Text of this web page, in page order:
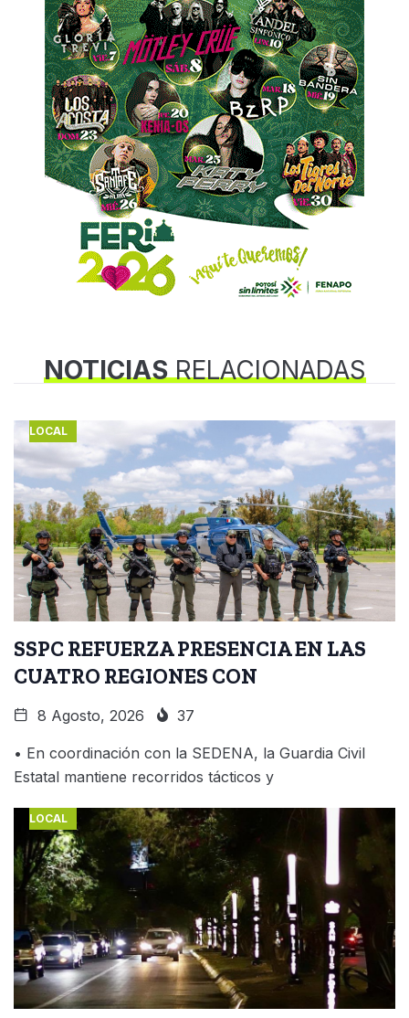
NOTICIASRELACIONADAS
LOCAL
SSPC REFUERZA PRESENCIA EN LAS
CUATRO REGIONES CON
8 Agosto, 2026 37
• En coordinación con la SEDENA, la Guardia Civil
Estatal mantiene recorridos tácticos y
LOCAL